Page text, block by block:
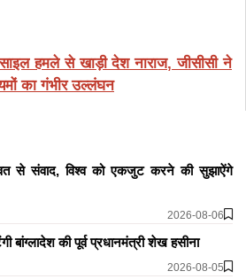
हमले से खाड़ी देश नाराज, जीसीसी ने
का गंभीर उल्लंघन
से संवाद, विश्व को एकजुट करने की सुझाऐंगे
2026-08-06
बांग्लादेश की पूर्व प्रधानमंत्री शेख हसीना
2026-08-05